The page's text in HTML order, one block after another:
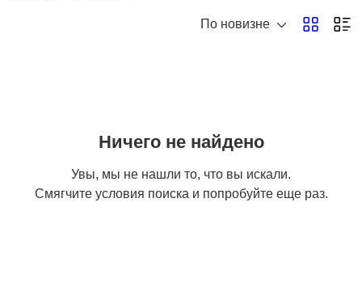
По новизне
Ничего не найдено
Увы, мы не нашли то, что вы искали.
Смягчите условия поиска и попробуйте еще раз.